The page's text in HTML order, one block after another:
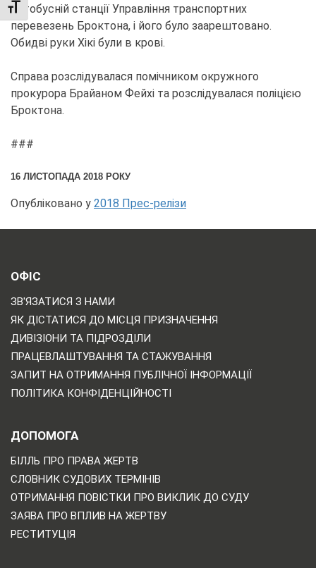
TOGGLE FONT SIZE
автобусній станції Управління транспортних
перевезень Броктона, і його було заарештовано.
Обидві руки Хікі були в крові.
Справа розслідувалася помічником окружного
прокурора Брайаном Фейхі та розслідувалася поліцією
Броктона.
###
16 ЛИСТОПАДА 2018 РОКУ
Опубліковано у 2018 Прес-релізи
ОФІС
ЗВ'ЯЗАТИСЯ З НАМИ
ЯК ДІСТАТИСЯ ДО МІСЦЯ ПРИЗНАЧЕННЯ
ДИВІЗІОНИ ТА ПІДРОЗДІЛИ
ПРАЦЕВЛАШТУВАННЯ ТА СТАЖУВАННЯ
ЗАПИТ НА ОТРИМАННЯ ПУБЛІЧНОЇ ІНФОРМАЦІЇ
ПОЛІТИКА КОНФІДЕНЦІЙНОСТІ
ДОПОМОГА
БІЛЛЬ ПРО ПРАВА ЖЕРТВ
СЛОВНИК СУДОВИХ ТЕРМІНІВ
ОТРИМАННЯ ПОВІСТКИ ПРО ВИКЛИК ДО СУДУ
ЗАЯВА ПРО ВПЛИВ НА ЖЕРТВУ
РЕСТИТУЦІЯ